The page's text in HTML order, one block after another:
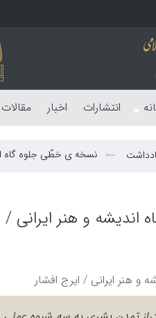
انتشارات اخبار مقالات
نسخه ی خطّی جلوه گاه
و هنر ایرانی /